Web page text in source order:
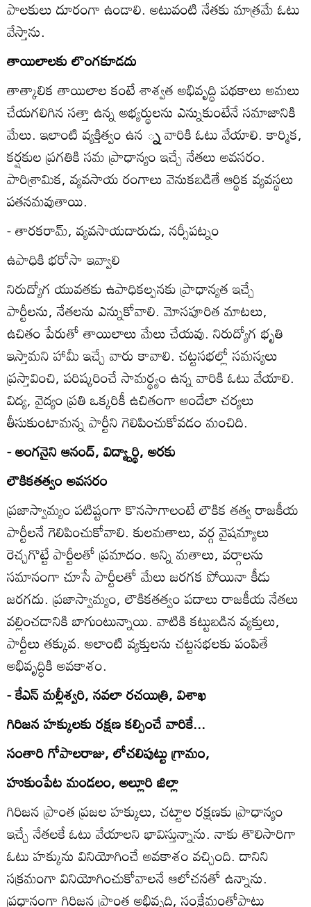
పాలకులు దూరంగా ఉండాలి. అటువంటి నేతకు మాత్రమే ఓటు
వేస్తాను.
తాయిలాలకు లొంగకూడదు
తాత్కాలిక తాయిలాల కంటే శాశ్వత అభివృద్ధి పథకాలు అమలు
చేయగలిగిన సత్తా ఉన్న అభ్యర్థులను ఎన్నుకుంటేనే సమాజానికి
మేలు. ఇలాంటి వ్యక్తిత్వం ఉన ్న వారికి ఓటు వేయాలి. కార్మిక,
కర్షకుల ప్రగతికి సమ ప్రాధాన్యం ఇచ్చే నేతలు అవసరం.
పారిశ్రామిక, వ్యవసాయ రంగాలు వెనుకబడితే ఆర్థిక వ్యవస్థలు
పతనమవుతాయి.
- తారకరామ్‌, వ్యవసాయదారుడు, నర్సీపట్నం
ఉపాధికి భరోసా ఇవ్వాలి
నిరుద్యోగ యువతకు ఉపాధికల్పనకు ప్రాధాన్యత ఇచ్చే
పార్టీలను, నేతలను ఎన్నుకోవాలి. మోసపూరిత మాటలు,
ఉచితం పేరుతో తాయిలాలు మేలు చేయవు. నిరుద్యోగ భృతి
ఇస్తామని హామీ ఇచ్చే వారు కావాలి. చట్టసభల్లో సమస్యలు
ప్రస్తావించి, పరిష్కరించే సామర్థ్యం ఉన్న వారికి ఓటు వేయాలి.
విద్య, వైద్యం ప్రతి ఒక్కరికీ ఉచితంగా అందేలా చర్యలు
తీసుకుంటామన్న పార్టీని గెలిపించుకోవడం మంచిది.
- అంగనైని ఆనంద్‌, విద్య్దార్థి, అరకు
లౌకికతత్వం అవసరం
ప్రజాస్వామ్యం పటిష్టంగా కొనసాగాలంటే లౌకిక తత్వ రాజకీయ
పార్టీలనే గెలిపించుకోవాలి. కులమతాలు, వర్గ వైషమ్యాలు
రెచ్చగొట్టే పార్టీలతో ప్రమాదం. అన్ని మతాలు, వర్గాలను
సమానంగా చూసే పార్టీలతో మేలు జరగక పోయినా కీడు
జరగదు. ప్రజాస్వామ్యం, లౌకికతత్వం పదాలు రాజకీయ నేతలు
వల్లించడానికి బాగుంటున్నాయి. వాటికి కట్టుబడిన వ్యక్తులు,
పార్టీలు తక్కువ. అలాంటి వ్యక్తులను చట్టసభలకు పంపితే
అభివృద్ధికి అవకాశం.
- కేఎన్‌ మల్లీశ్వరి, నవలా రచయిత్రి, విశాఖ
గిరిజన హక్కులకు రక్షణ కల్పించే వారికే...
సంతారి గోపాలరాజు, లోచలిపుట్టు గ్రామం,
హుకుంపేట మండలం, అల్లూరి జిల్లా
గిరిజన ప్రాంత ప్రజల హక్కులు, చట్టాల రక్షణకు ప్రాధాన్యం
ఇచ్చే నేతలకే ఓటు వేయాలని భావిస్తున్నాను. నాకు తొలిసారిగా
ఓటు హక్కును వినియోగించే అవకాశం వచ్చింది. దానిని
సక్రమంగా వినియోగించుకోవాలనే ఆలోచనతో ఉన్నాను.
ప్రధానంగా గిరిజన ప్రాంత అభివృద్ధి, సంక్షేమంతోపాటు